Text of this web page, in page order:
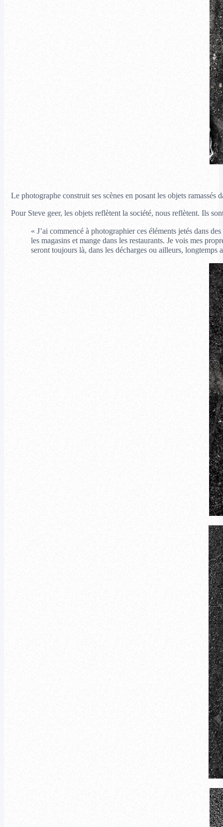
Le photographe construit ses scènes en posant les objets ramassés
Pour Steve geer, les objets reflètent la société, nous reflètent. Ils
« J’ai commencé à photographier ces éléments jetés dans
les magasins et mange dans les restaurants. Je vois mes
seront toujours là, dans les décharges ou ailleurs,